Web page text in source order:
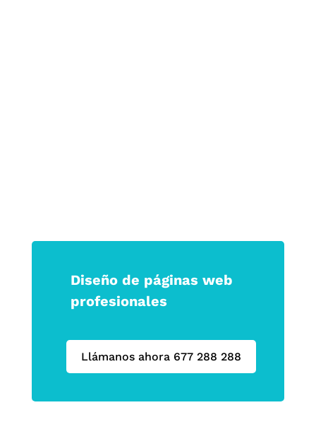
Diseño de páginas web
profesionales
Llámanos ahora 677 288 288